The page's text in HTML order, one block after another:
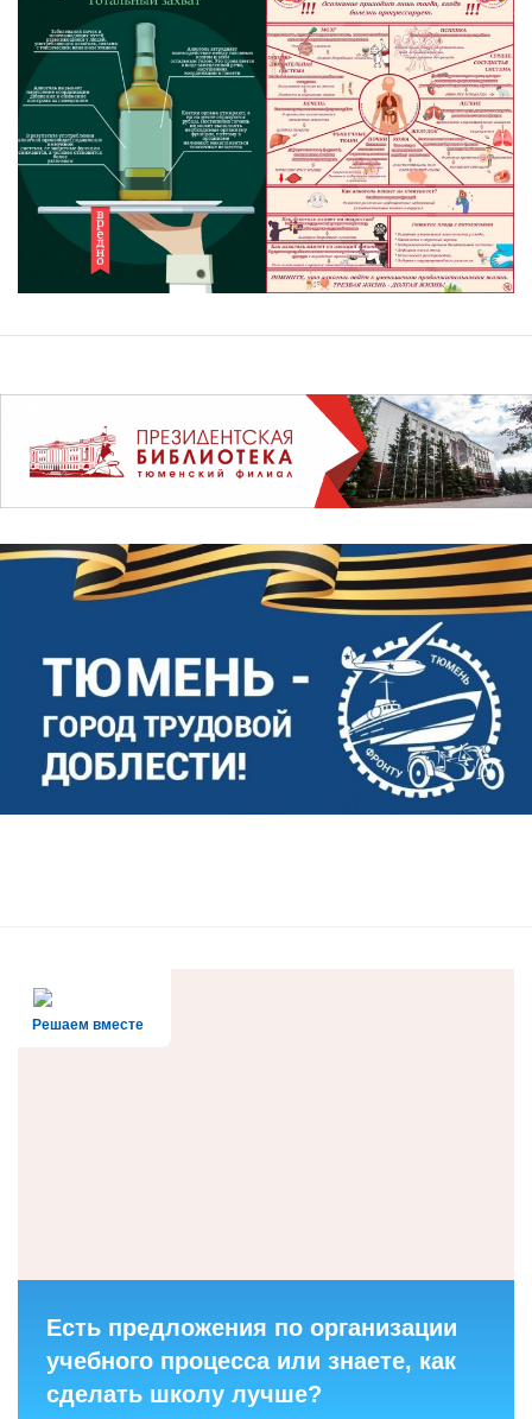
Решаем вместе
Есть предложения по организации
учебного процесса или знаете, как
сделать школу лучше?